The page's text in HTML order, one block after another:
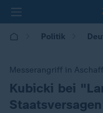
Politik
Messerangriff in
:Kubicki bei